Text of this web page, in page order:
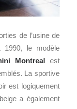
de l’usine de
1990, le modèle
Montreal est
La sportive
est logiquement
a également